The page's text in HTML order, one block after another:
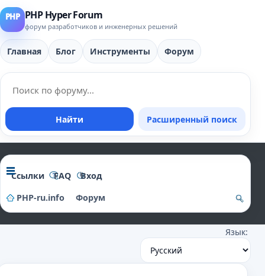
PHP Hyper Forum
форум разработчиков и инженерных решений
Главная Блог Инструменты Форум
Найти Расширенный поиск
Ссылки FAQ
Вход
PHP-ru.info
Форум
и
Язык: